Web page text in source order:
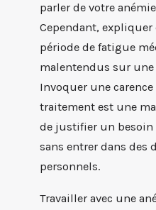
parler de votre
Cependant,
période de fatigue
malentendus sur une
Invoquer une
traitement est une
de justifier un
sans entrer dans des
personnels.
Travailler avec une